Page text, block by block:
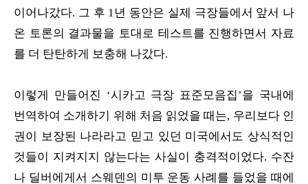
이어나갔다. 그 후 1년 동안은 실제 극장들에서 앞서 나
온 토론의 결과물을 토대로 테스트를 진행하면서 자료
를 더 탄탄하게 보충해 나갔다.
이렇게 만들어진 ‘시카고 극장 표준모음집’을 국내에
번역하여 소개하기 위해 처음 읽었을 때는, 우리보다 인
권이 보장된 나라라고 믿고 있던 미국에서도 상식적인
것들이 지켜지지 않는다는 사실이 충격적이었다. 수잔
나 딜버에게서 스웨덴의 미투 운동 사례를 들었을 때에